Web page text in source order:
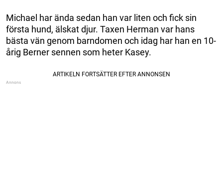
Michael har ända sedan han var liten och fick sin
första hund, älskat djur. Taxen Herman var hans
bästa vän genom barndomen och idag har han en 10-
årig Berner sennen som heter Kasey.